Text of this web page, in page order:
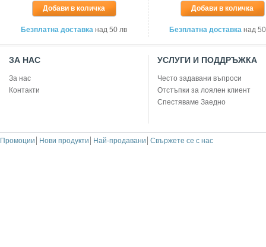
Добави в количка
Безплатна доставка над 50 лв
Добави в количка
Безплатна доставка над
ЗА НАС
За нас
Контакти
УСЛУГИ И ПОДДРЪЖКА
Често задавани въпроси
Отстъпки за лоялен клиент
Спестяваме Заедно
Промоции Нови продукти Най-продавани Свържете се с нас